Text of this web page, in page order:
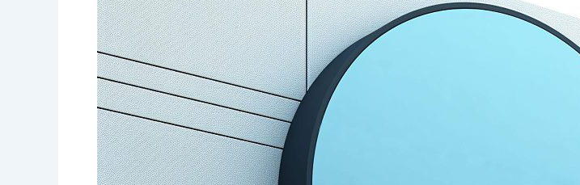
Fiberglass
untuk
Bisnis
Pertokoan